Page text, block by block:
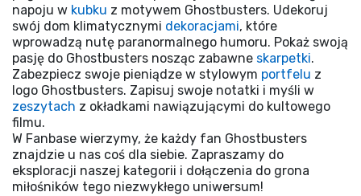
napoju w kubku z motywem Ghostbusters. Udekoruj
swój dom klimatycznymi dekoracjami, które
wprowadzą nutę paranormalnego humoru. Pokaż swoją
pasję do Ghostbusters nosząc zabawne skarpetki.
Zabezpiecz swoje pieniądze w stylowym portfelu z
logo Ghostbusters. Zapisuj swoje notatki i myśli w
zeszytach z okładkami nawiązującymi do kultowego
filmu.
W Fanbase wierzymy, że każdy fan Ghostbusters
znajdzie u nas coś dla siebie. Zapraszamy do
eksploracji naszej kategorii i dołączenia do grona
miłośników tego niezwykłego uniwersum!